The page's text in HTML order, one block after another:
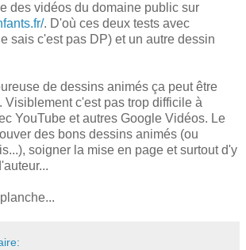
des vidéos du domaine public sur
. D'où ces deux tests avec
sais c'est pas DP) et un autre dessin
de dessins animés ça peut être
Visiblement c'est pas trop difficile à
YouTube et autres Google Vidéos. Le
des bons dessins animés (ou
soigner la mise en page et surtout d'y